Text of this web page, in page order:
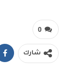
0
شارك